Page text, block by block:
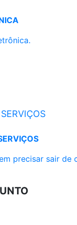
precisar sair de